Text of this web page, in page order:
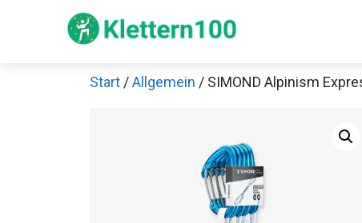
Start /Allgemein / SIMOND Alpinism